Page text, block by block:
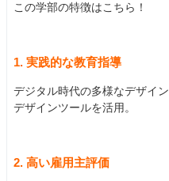
この学部の特徴はこちら！
1. 実践的な教育指導
デジタル時代の多様なデザイ
デザインツールを活用。
2. 高い雇用主評価